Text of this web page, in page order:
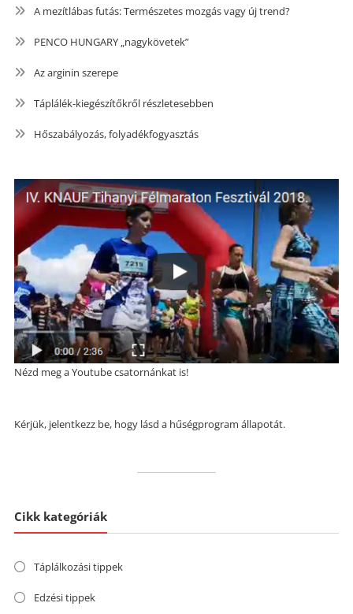
A mezítlábas futás: Természetes mozgás vagy új trend?
PENCO HUNGARY „nagykövetek”
Az arginin szerepe
Táplálék-kiegészítőkről részletesebben
Hőszabályozás, folyadékfogyasztás
Nézd meg a Youtube csatornánkat is!
Kérjük, jelentkezz be, hogy lásd a hűségprogram állapotát.
Cikk kategóriák
Táplálkozási tippek
Edzési tippek